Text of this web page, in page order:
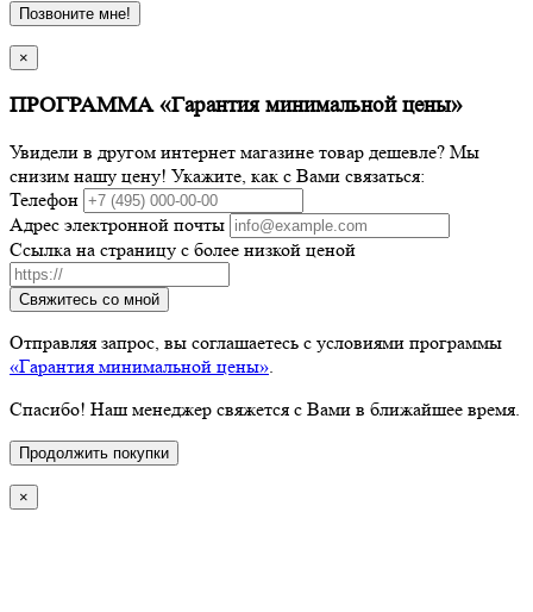
Позвоните мне!
×
ПРОГРАММА «Гарантия минимальной цены»
Увидели в другом интернет магазине товар дешевле? Мы
снизим нашу цену! Укажите, как с Вами связаться:
Телефон
Адрес электронной почты
Ссылка на страницу с более низкой ценой
Свяжитесь со мной
Отправляя запрос, вы соглашаетесь с условиями программы
«Гарантия минимальной цены».
Спасибо! Наш менеджер свяжется с Вами в ближайшее время.
Продолжить покупки
×